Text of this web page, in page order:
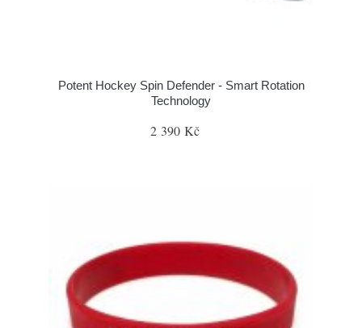
Potent Hockey Spin Defender - Smart Rotation
Technology
2 390 Kč